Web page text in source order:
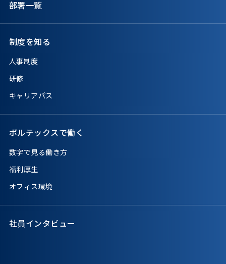
部署一覧
制度を知る
人事制度
研修
キャリアパス
ボルテックスで働く
数字で見る働き方
福利厚生
オフィス環境
社員インタビュー